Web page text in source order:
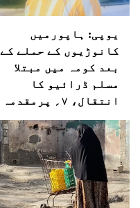
یوپی: ہاپورمیں
کانوڑیوں کے حملے کے
بعد کومہ میں مبتلا
مسلم ڈرائیو کا
انتقال، ۷؍ پرمقدمہ